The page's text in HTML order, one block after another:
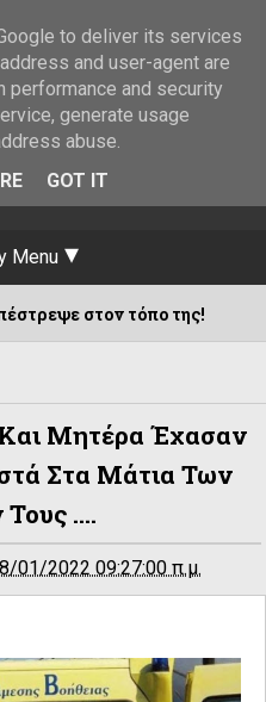
Menu
της! 08/08/
Μητέρα Έχασαν
Στα Μάτια Των
....
8/01/2022 09:27:00 π.μ.
to deliver its services
and user-agent are
performance and security
generate usage
abuse.
GOT IT